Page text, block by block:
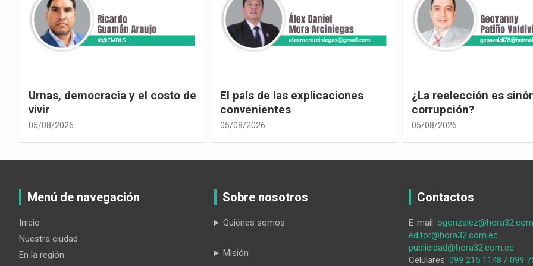
El país de las explicaciones
convenientes
05/08/2026
¿La reelección es sinónimo de
corrupción?
05/08/2026
¡Los abuelos un hilo
04/08/2026
Menú de navegación
Inicio
Nuestra ciudad
En la región
Sobre nosotros
Quiénes somos
Misión
Contactos
E-mail:
editor@hora32.com.ec
publicidad@hora32.com.ec
Celulares: 099 215 1148 / 099